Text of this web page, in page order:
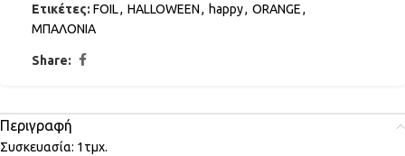
Ετικέτες: FOIL, HALLOWEEN, happy, ORANGE,
ΜΠΑΛΟΝΙΑ
Share:
Περιγραφή
Συσκευασία: 1τμχ.